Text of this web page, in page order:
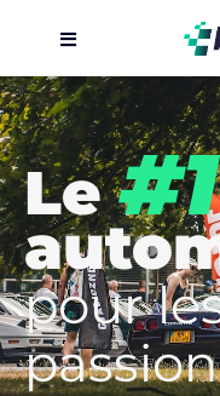
Carte
Événements
Localisation
Organisateur
Blog
Le#1
pour